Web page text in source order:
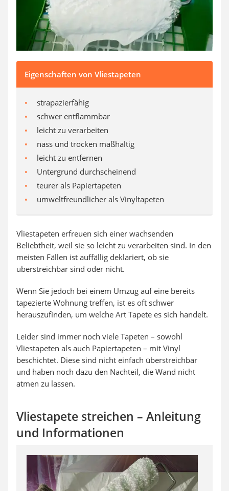
Tiefengrund
LED-Beamer
Video-Türsprechanlage
Eigenschaften von Vliestapeten
strapazierfähig
schwer entflammbar
leicht zu verarbeiten
nass und trocken maßhaltig
leicht zu entfernen
Untergrund durchscheinend
teurer als Papiertapeten
umweltfreundlicher als Vinyltapeten
Vliestapeten erfreuen sich einer wachsenden
Beliebtheit, weil sie so leicht zu verarbeiten sind. In den
meisten Fällen ist auffällig deklariert, ob sie
überstreichbar sind oder nicht.
Wenn Sie jedoch bei einem Umzug auf eine bereits
tapezierte Wohnung treffen, ist es oft schwer
herauszufinden, um welche Art Tapete es sich handelt.
Leider sind immer noch viele Tapeten – sowohl
Vliestapeten als auch Papiertapeten – mit Vinyl
beschichtet. Diese sind nicht einfach überstreichbar
und haben noch dazu den Nachteil, die Wand nicht
atmen zu lassen.
Vliestapete streichen – Anleitung
und Informationen